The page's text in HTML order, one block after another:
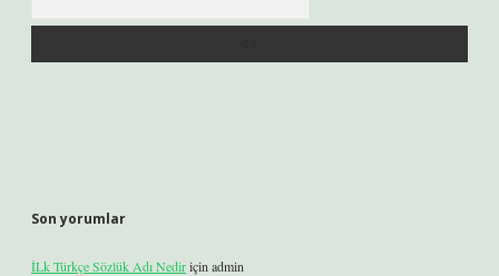
Son yorumlar
İLk Türkçe Sözlük Adı Nediriçin admin